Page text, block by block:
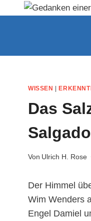
WISSEN
Das
Von Ulrich H. Rose
Der Himmel
Wim Wenders
Engel Damiel